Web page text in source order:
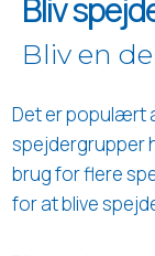
Bliv en
Det er populært
spejdergrupper
brug for flere
for at blive